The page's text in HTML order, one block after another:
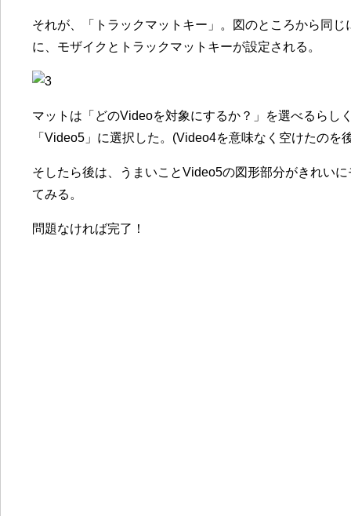
それが、「トラックマットキー」。図のところから同
に、モザイクとトラックマットキーが設定される。
マットは「どのVideoを対象にするか？」を選べるらし
「Video5」に選択した。(Video4を意味なく空けたのを
そしたら後は、うまいことVideo5の図形部分がきれい
てみる。
問題なければ完了！